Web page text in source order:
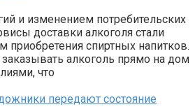
и изменением потребительских
доставки алкоголя стали
приобретения спиртных напитков.
заказывать алкоголь прямо на дом
что
передают состояние